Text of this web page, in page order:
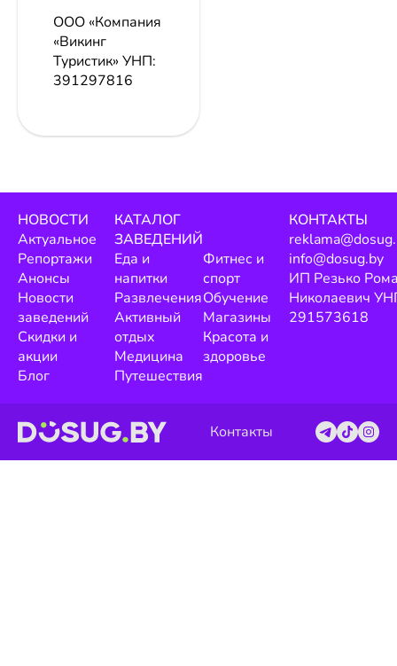
ООО «Компания
«Викинг
Туристик» УНП:
391297816
НОВОСТИ
Актуальное
Репортажи
Анонсы
Новости
заведений
Скидки и
акции
Блог
КАТАЛОГ
ЗАВЕДЕНИЙ
Еда и
напитки
Развлечения
Активный
отдых
Медицина
Путешествия
Фитнес и
спорт
Обучение
Магазины
Красота и
здоровье
КОНТАКТЫ
info@dosug.by
ИП Резько
Николаевич
291573618
Контакты